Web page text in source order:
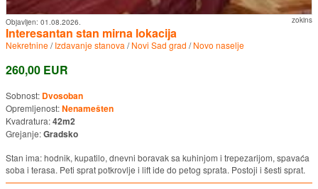
zokins
Objavljen: 01.08.2026.
Interesantan stan mirna lokacija
Nekretnine/Izdavanje stanova /Novi Sad grad /Novo naselje
260,00 EUR
Sobnost: Dvosoban
Opremljenost:Nenamešten
Kvadratura:42m2
Grejanje:Gradsko
Stan ima: hodnik, kupatilo, dnevni boravak sa kuhinjom i trepezarijom, spavaća
soba i terasa. Peti sprat potkrovlje i lift ide do petog sprata. Postoji i šesti sprat.